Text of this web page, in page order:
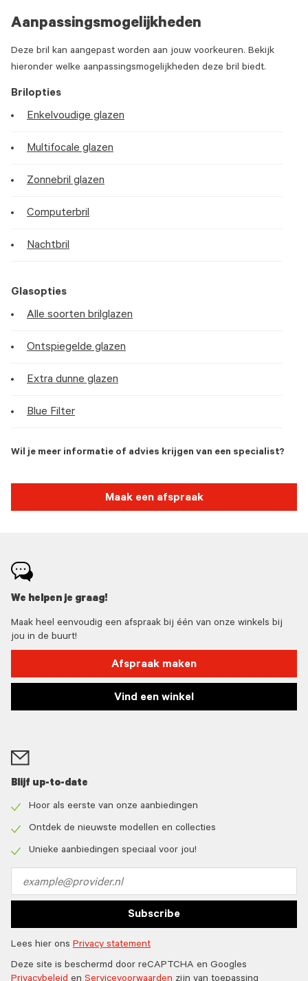
Aanpassingsmogelijkheden
Deze bril kan aangepast worden aan jouw voorkeuren. Bekijk
hieronder welke aanpassingsmogelijkheden deze bril biedt.
Brilopties
Enkelvoudige glazen
Multifocale glazen
Zonnebril glazen
Computerbril
Nachtbril
Glasopties
Alle soorten brilglazen
Ontspiegelde glazen
Extra dunne glazen
Blue Filter
Wil je meer informatie of advies krijgen van een specialist?
Maak een afspraak
We helpen je graag!
Maak heel eenvoudig een afspraak bij één van onze winkels bij
jou in de buurt!
Afspraak maken
Vind een winkel
Blijf up-to-date
icon
Hoor als eerste van onze aanbiedingen
icon
Ontdek de nieuwste modellen en collecties
Unieke aanbiedingen speciaal voor jou!
address
Subscribe
Lees hier ons Privacy statement
Deze site is beschermd door reCAPTCHA en Googles